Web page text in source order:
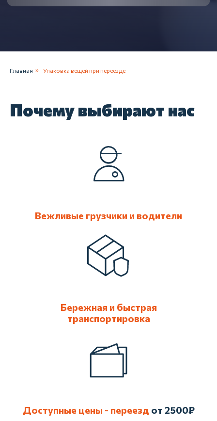
Главная » Упаковка вещей при переезде
Почему выбирают нас
Вежливые грузчики и водители
Бережная и быстрая
транспортировка
Доступные цены - переезд от 2500₽
Бесплатно
проконсультируем
Наш специалист оперативно
ваши вопросы